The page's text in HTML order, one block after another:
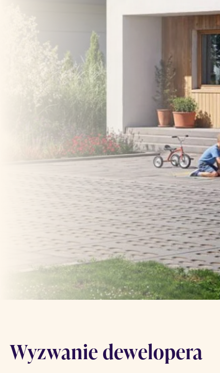
Wyzwanie dewelopera